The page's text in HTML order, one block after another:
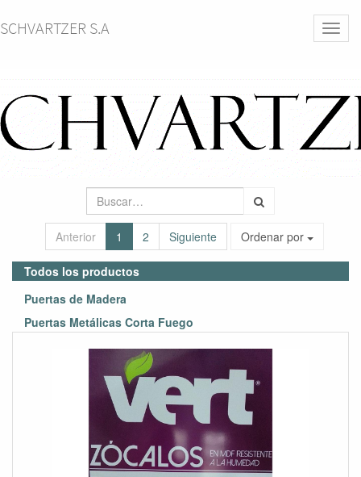
SCHVARTZER S.A
Anterior 1 2 Siguiente Ordenar por
Todos los productos
Puertas de Madera
Puertas Metálicas Corta Fuego